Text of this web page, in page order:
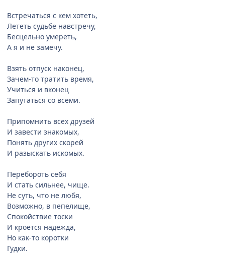
Встречаться с кем хотеть,
Лететь судьбе навстречу,
Бесцельно умереть,
А я и не замечу.
Взять отпуск наконец,
Зачем-то тратить время,
Учиться и вконец
Запутаться со всеми.
Припомнить всех друзей
И завести знакомых,
Понять других скорей
И разыскать искомых.
Перебороть себя
И стать сильнее, чище.
Не суть, что не любя,
Возможно, в пепелище,
Спокойствие тоски
И кроется надежда,
Но как-то коротки
Гудки.